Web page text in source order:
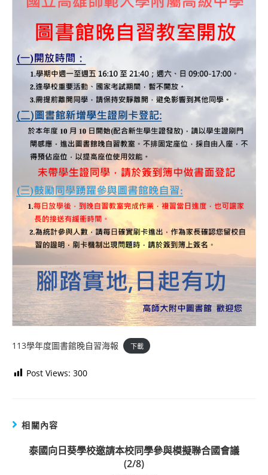
113學年度圖書館晚自習海報 下載
Post Views: 300
相關內容
泰國向日葵學校邀請本校同學參與模擬聯合國會議
(2/8)